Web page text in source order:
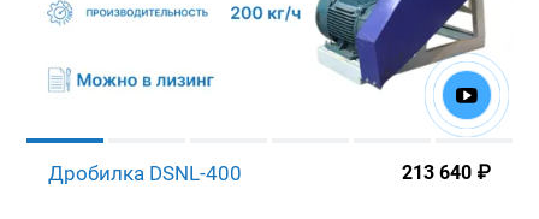
Дробилка DSNL-400 213 640 ₽